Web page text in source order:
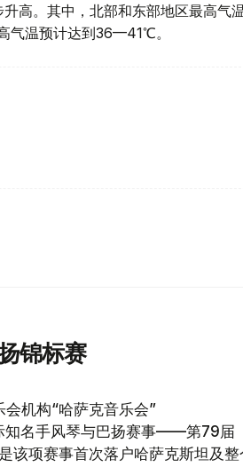
高。其中，北部和东部地区最高气
温预计达到36—41℃。
锦标赛
会机构“哈萨克音乐会”
知名手风琴与巴扬赛事——第79届
项赛事首次落户哈萨克斯坦及整